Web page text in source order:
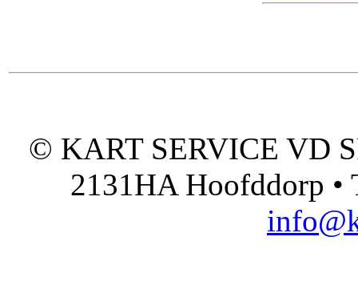
© KART SERVICE VD
2131HA Hoofddorp •